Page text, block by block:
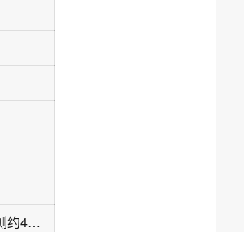
海口市秀英区东方洋路东方洋别墅东北侧约40米